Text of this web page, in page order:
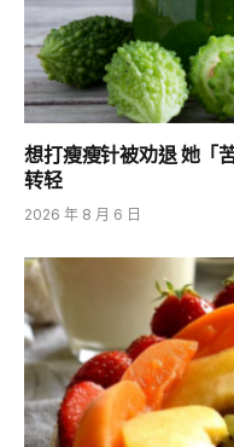
想打瘦瘦针被劝退 她「
转轻
2026 年 8 月 6 日